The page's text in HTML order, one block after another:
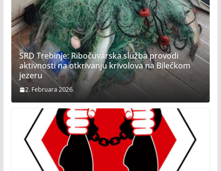
SRD Trebinje: Ribočuvarska služba provodi
aktivnosti na otkrivanju krivolova na Bilećkom
jezeru
2. Februara 2026.